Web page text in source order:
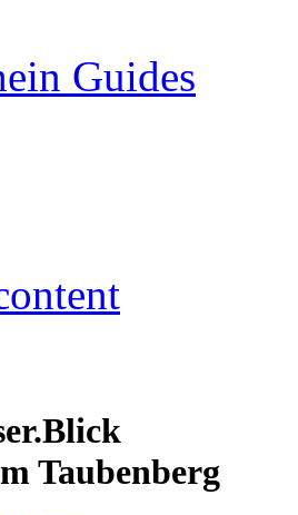
Guides
size
font size
size
Taubenberg